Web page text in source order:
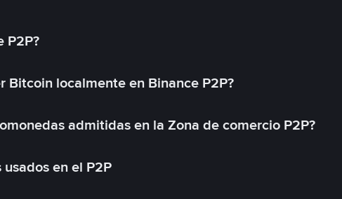
P2P?
Bitcoin localmente en Binance P2P?
admitidas en la Zona de comercio P2P?
en el P2P